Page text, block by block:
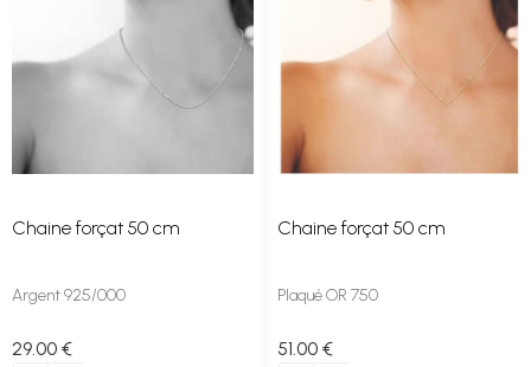
Chaine forçat 50 cm
Argent 925/000
29.00 €
Chaine forçat 50 cm
Plaqué OR 750
51 .00 €